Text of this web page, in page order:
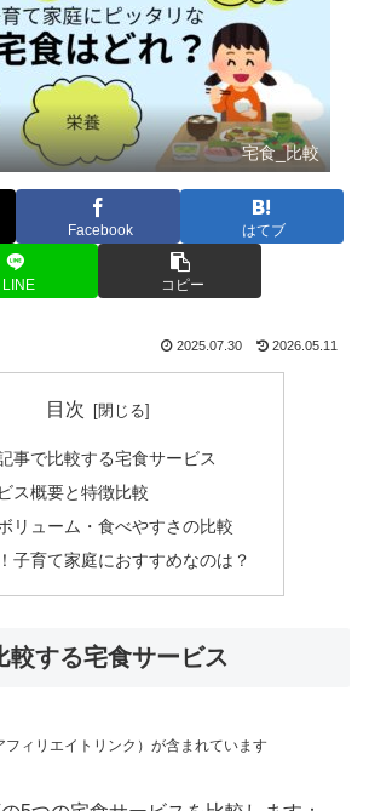
宅食_比較
Facebook はてブ
LINE コピー
2025.07.30 2026.05.11
目次
事で比較する宅食サービス
ス概要と特徴比較
リューム・食べやすさの比較
子育て家庭におすすめなのは？
較する宅食サービス
ィリエイトリンク）が含まれています